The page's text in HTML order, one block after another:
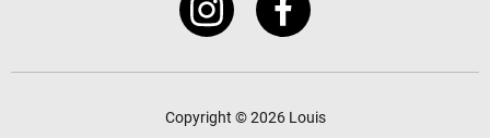
Copyright © 2026 Louis